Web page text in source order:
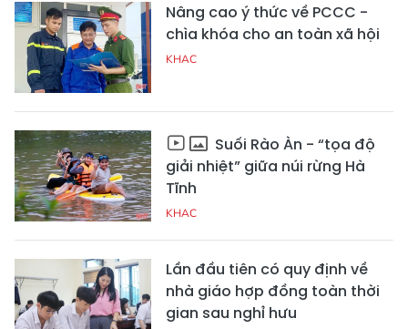
Nâng cao ý thức về PCCC -
chìa khóa cho an toàn xã hội
KHAC
Suối Rào Àn - “tọa độ
giải nhiệt” giữa núi rừng Hà
Tĩnh
KHAC
Lần đầu tiên có quy định về
nhà giáo hợp đồng toàn thời
gian sau nghỉ hưu